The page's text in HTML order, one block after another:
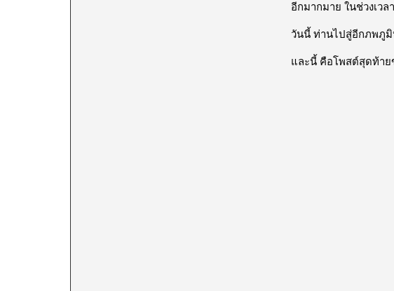
อีกมากมาย ในช่วงเว
วันนี้ ท่านไปสู่อีกภพภูมิ
และนี้ คือโพสต์สุดท้าย